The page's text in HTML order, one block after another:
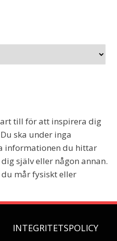
till för att inspirera dig
ska under inga
informationen du hittar
själv eller någon annan.
mår fysiskt eller
INTEGRITETSPOLICY